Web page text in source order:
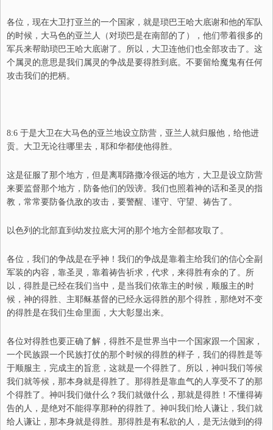
各位，现在大卫打亚兰的一个国家，就是琐巴王哈大底谢和他的军队
的时候，大马色的亚兰人（对琐巴是在南部的了），他们带着很多的
军兵来帮助琐巴王哈大底谢了。所以，大卫连他们也全部攻击了。这
个属灵的意思是我们属灵的争战是要得胜到底。不要留给魔鬼有任何
攻击我们的把柄。
8:6 于是大卫在大马色的亚兰地设立防营，亚兰人就归服他，给他进
贡。大卫无论往哪里去，耶和华都使他得胜。
这是征服了那个地方，但是离耶路撒冷很远的地方，大卫是设立防营
来要监督那个地方，防备他们的毁谤。我们也照着神的话和圣灵的指
教，常常要防备仇敌的攻击，要警醒、谨守、守望、祷告了。
以色列的北部直到幼发拉底大河的那个地方全部都攻取了。
各位，我们的争战是在乎神！我们的争战是靠着主给我们的信心全副
军装的内容，靠圣灵，靠着祷告祈求，代求，来得胜有余的了。所
以，得胜是已经在我们当中，是当我们依靠主的时候，顺服主的时
候，神的得胜、主耶稣基督的已经永远得胜的那个得胜，那绝对不变
的得胜是在我们生命里面，大大彰显出来。
各位对得胜也要正确了解，得胜不是世界当中一个国家跟一个国家，
一个民族跟一个民族打仗的那个时候的得胜的样子，我们的得胜是等
于顺服主，完成主的旨意，这就是一个得胜了。所以，神叫我们等候
我们就等候，那本身就是得胜了。那得胜是靠血气的人享受不了的那
个得胜了。神叫我们做什么？我们就做什么，那就是得胜！不懂得祷
告的人，是绝对不能得享那种的得胜了。神叫我们给人谦让，我们就
给人谦让，那本身就是得胜。那得胜是有私欲的人，是无法做到的得